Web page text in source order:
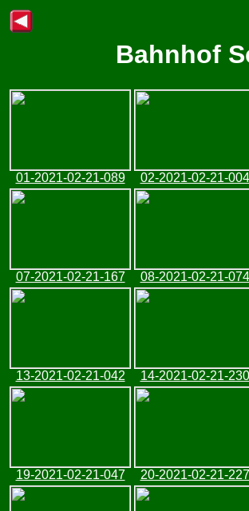
Bahnhof
01-2021-02-21-089 02-2021-02-21-004
07-2021-02-21-167 08-2021-02-21-074
13-2021-02-21-042 14-2021-02-21-230
19-2021-02-21-047 20-2021-02-21-227